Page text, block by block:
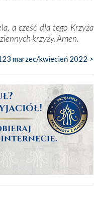
a cześć dla tego Krzyża
krzyży. Amen.
marzec/kwiecień 2022 >